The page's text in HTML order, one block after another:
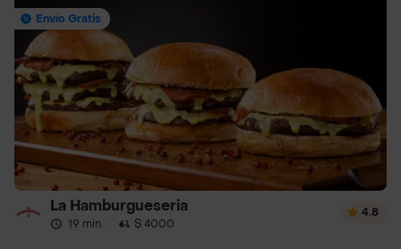
Envío Gratis
La Hamburgueseria
19 min · $ 4000
4.8